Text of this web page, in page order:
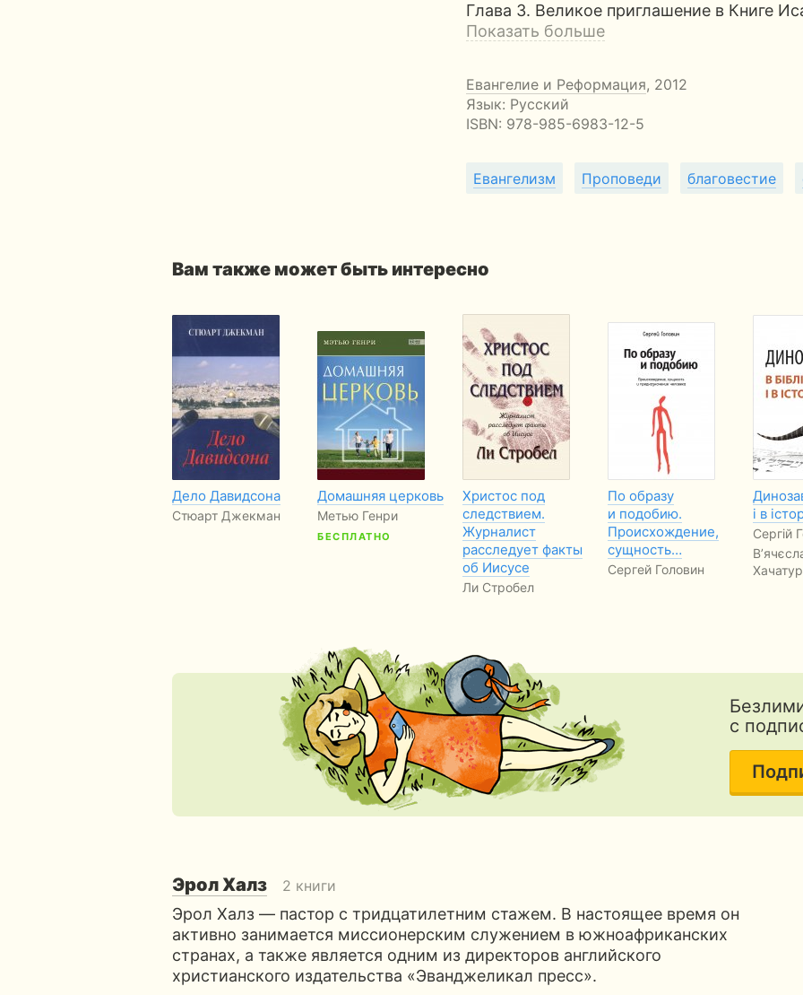
Глава 3. Великое приглашение в Книге
Показать больше
Евангелие и Реформация, 2012
Язык: Русский
ISBN: 978-985-6983-12-5
Евангелизм Проповеди благовестие
Вам также может быть интересно
Дело Давидсона
Стюарт Джекман
Домашняя церковь
Метью Генри
БЕСПЛАТНО
Христос под
следствием.
Журналист
расследует факты
об Иисусе
Ли Стробел
По образу
и подобию.
Происхождение,
сущность…
Сергей Головин
і в
Сергій
с
Эрол Халз 2 книги
Эрол Халз — пастор с тридцатилетним стажем. В настоящее время он
активно занимается миссионерским служением в южноафриканских
странах, а также является одним из директоров английского
христианского издательства «Эванджеликал пресс».